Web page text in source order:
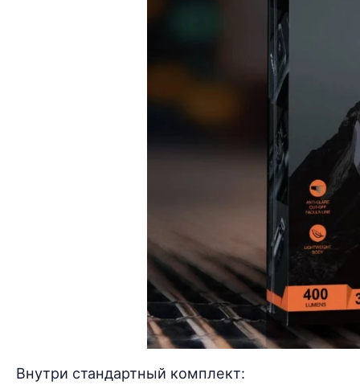
Внутри стандартный комплект: